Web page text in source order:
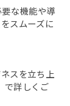
な機能や導
スムーズに
スを立ち上
で詳しくご